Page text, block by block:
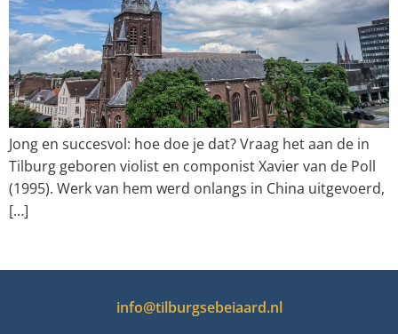
Jong en succesvol: hoe doe je dat? Vraag het aan de in
Tilburg geboren violist en componist Xavier van de Poll
(1995). Werk van hem werd onlangs in China uitgevoerd,
[…]
info@tilburgsebeiaard.nl